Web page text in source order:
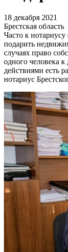
18 декабря 2021
Брестская область
Часто к
подарить
случаях право
одного человека
действиями есть
нотариус